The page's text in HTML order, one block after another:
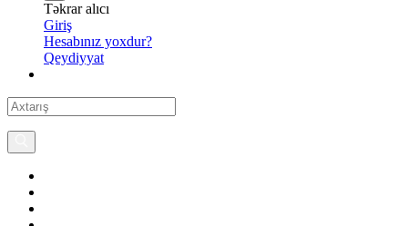
Təkrar alıcı
Giriş
Hesabınız yoxdur?
Qeydiyyat